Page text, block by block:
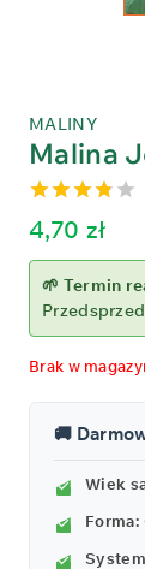
MALINY
Malina
3.76out
of 5
4,70 zł
🌱 Termin
Brak w
🚚
Wiek
Forma: